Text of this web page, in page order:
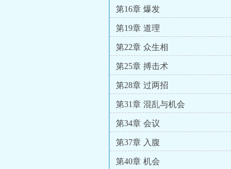
第16章 爆发
第19章 道理
第22章 众生相
第25章 搏击术
第28章 过两招
第31章 混乱与机会
第34章 会议
第37章 入腹
第40章 机会